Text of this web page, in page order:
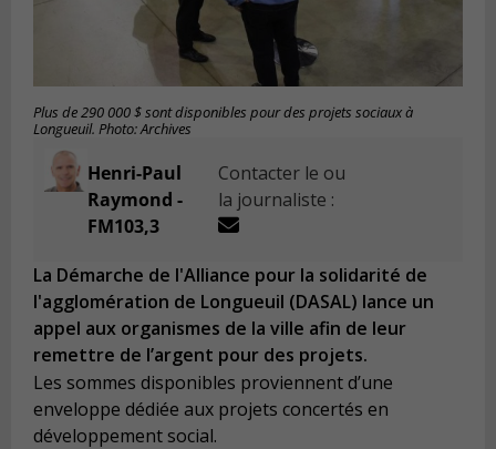
Plus de 290 000 $ sont disponibles pour des projets sociaux à
Longueuil. Photo: Archives
Henri-Paul
Raymond -
FM103,3
Contacter le ou
la journaliste :
La Démarche de l'Alliance pour la solidarité de
l'agglomération de Longueuil (DASAL) lance un
appel aux organismes de la ville afin de leur
remettre de l’argent pour des projets.
Les sommes disponibles proviennent d’une
enveloppe dédiée aux projets concertés en
développement social.